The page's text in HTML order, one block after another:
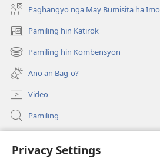
Privacy Settings
Paghangyo nga May Bumisita ha Imo
Pamiling hin Katirok
(opens
new
window)
Pamiling hin Kombensyon
(opens
new
window)
Ano an Bag-o?
Video
Pamiling